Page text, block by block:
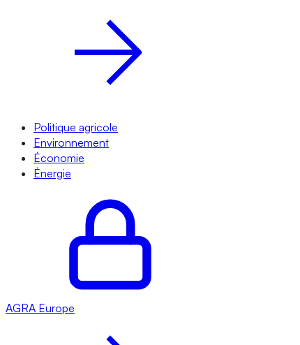
Politique agricole
Environnement
Économie
Énergie
AGRA Europe